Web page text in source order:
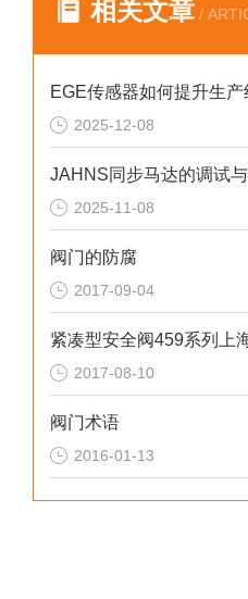
相关文章 /
2025-12-08
JAHNS同步马达的调试
2025-11-08
阀门的防腐
2017-09-04
紧凑型安全阀459系列上
2017-08-10
阀门术语
2016-01-13